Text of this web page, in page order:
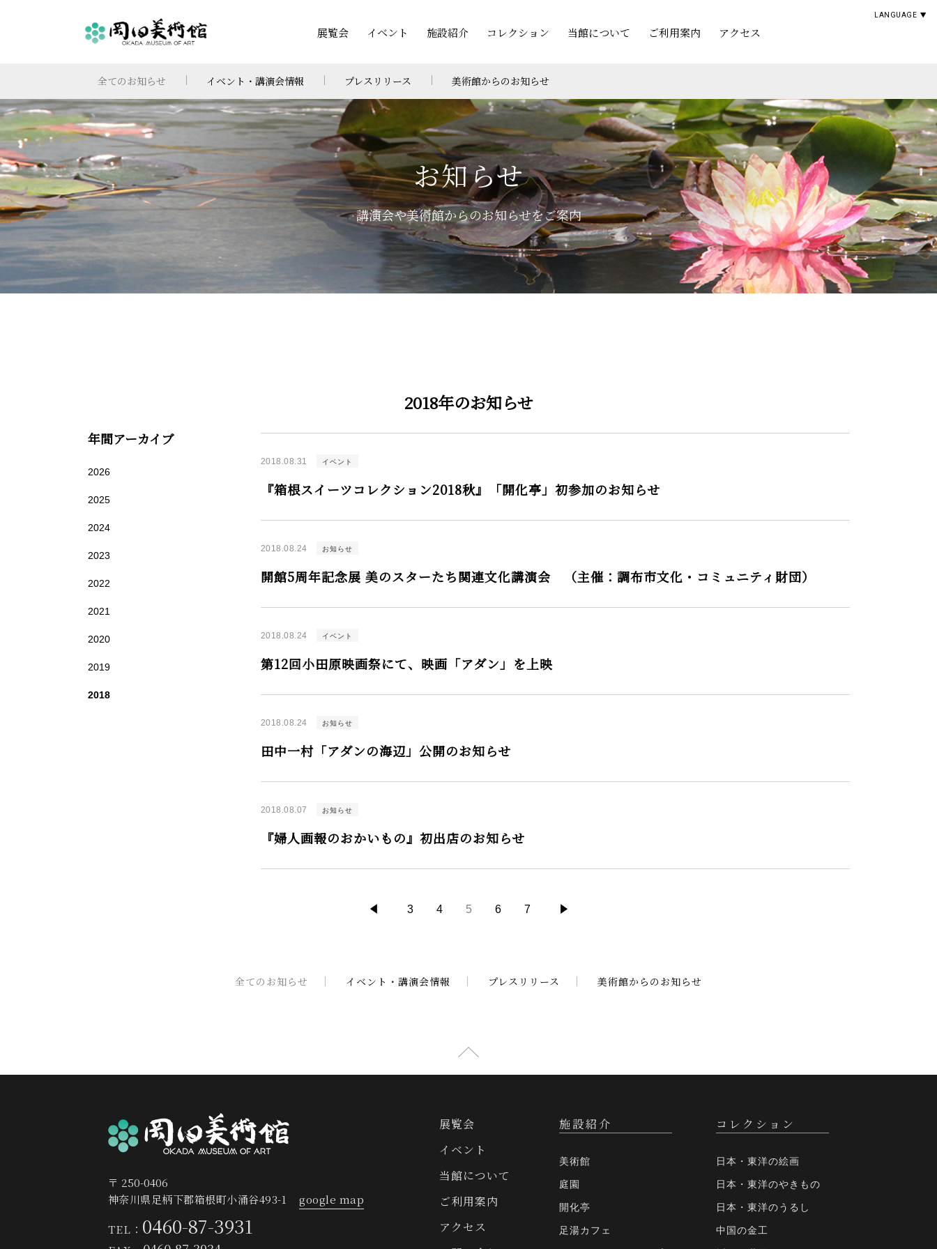
展覧会 イベント 施設紹介 コレクション 当館について ご利用案内 アクセス
LANGUAGE
全てのお知らせ イベント・講演会情報 プレスリリース 美術館からのお知らせ
お知らせ
講演会や美術館からのお知らせをご案内
2018年のお知らせ
年間アーカイブ
2026
2025
2024
2023
2022
2021
2020
2019
2018
2018.08.31 イベント
『箱根スイーツコレクション2018秋』「開化亭」初参加のお知らせ
2018.08.24 お知らせ
開館5周年記念展 美のスターたち関連文化講演会 （主催：調布市文化・コミュニティ財団）
2018.08.24 イベント
第12回小田原映画祭にて、映画「アダン」を上映
2018.08.24 お知らせ
田中一村「アダンの海辺」公開のお知らせ
2018.08.07 お知らせ
『婦人画報のおかいもの』初出店のお知らせ
3 4 5 6 7
全てのお知らせ イベント・講演会情報 プレスリリース 美術館からのお知らせ
展覧会
イベント
当館について
ご利用案内
アクセス
施設紹介
美術館
庭園
開化亭
足湯カフェ
コレクション
日本・東洋の絵画
日本・東洋のやきもの
日本・東洋のうるし
中国の金工
〒 250-0406
神奈川県足柄下郡箱根町小涌谷493-1
google map
TEL： 0460-87-3931